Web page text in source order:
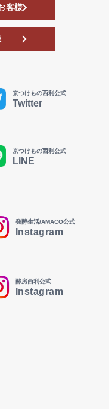
客様
京つけもの西利公式
Twitter
京つけもの西利公式
LINE
発酵生活/AMACO公式
Instagram
酵房西利公式
Instagram